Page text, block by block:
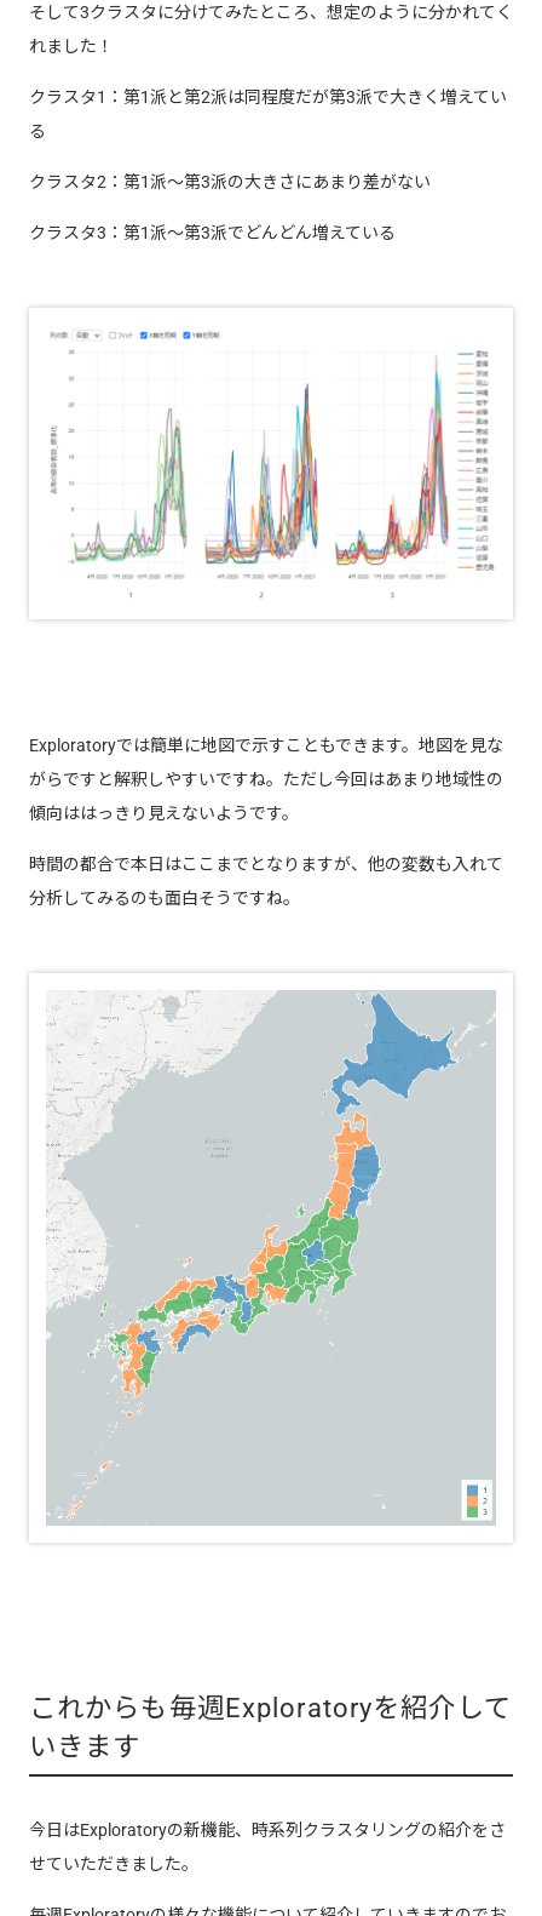
そして3クラスタに分けてみたところ、想定のように分かれてく
れました！
クラスタ1：第1派と第2派は同程度だが第3派で大きく増えてい
る
クラスタ2：第1派～第3派の大きさにあまり差がない
クラスタ3：第1派～第3派でどんどん増えている
Exploratoryでは簡単に地図で示すこともできます。地図を見な
がらですと解釈しやすいですね。ただし今回はあまり地域性の
傾向ははっきり見えないようです。
時間の都合で本日はここまでとなりますが、他の変数も入れて
分析してみるのも面白そうですね。
これからも毎週Exploratoryを紹介して
いきます
今日はExploratoryの新機能、時系列クラスタリングの紹介をさ
せていただきました。